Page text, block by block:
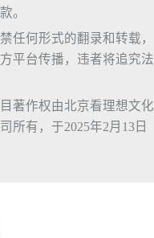
。
任何形式的翻录和转载，
平台传播，违者将追究法
著作权由北京看理想文化
所有，于2025年2月13日